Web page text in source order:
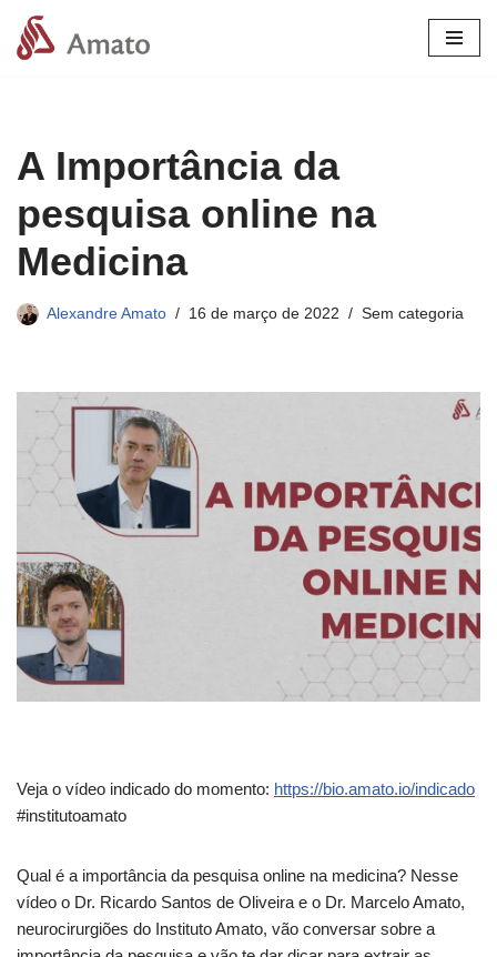
Pular
A Importância da
pesquisa online na
Medicina
Alexandre Amato 16 de março de 2022 Sem categoria
Veja o vídeo indicado do momento: https://bio.amato.io/indicado
#institutoamato
Qual é a importância da pesquisa online na medicina? Nesse
vídeo o Dr. Ricardo Santos de Oliveira e o Dr. Marcelo Amato,
neurocirurgiões do Instituto Amato, vão conversar sobre a